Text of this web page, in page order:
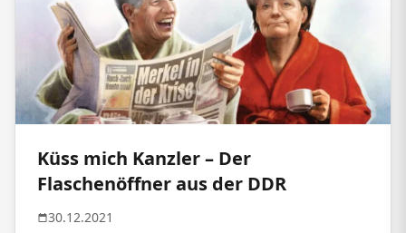
Küss mich Kanzler – Der
Flaschenöffner aus der DDR
30.12.2021